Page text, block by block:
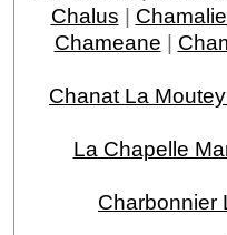
Chalus |
Chameane |
Chanat La
La Chapelle
Charbonnier